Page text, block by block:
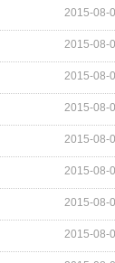
2015-08-
2015-08-
2015-08-
2015-08-
2015-08-
2015-08-
2015-08-
2015-08-